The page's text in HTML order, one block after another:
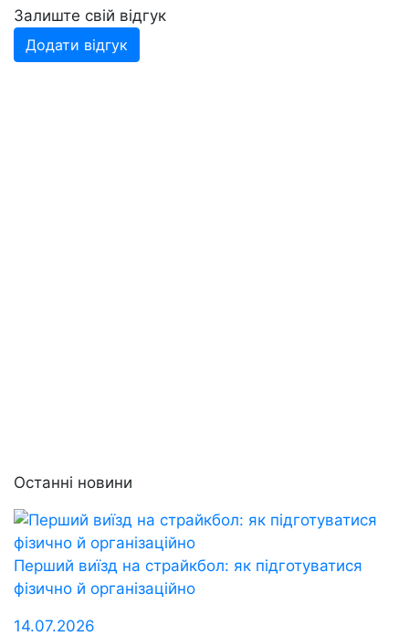
Залиште свій відгук
Додати відгук
Останні новини
Перший виїзд на страйкбол: як підготуватися
фізично й організаційно
14.07.2026